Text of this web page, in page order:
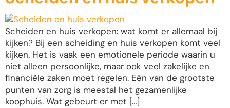
Scheiden en huis verkopen: wat komt er allemaal bij
kijken? Bij een scheiding en huis verkopen komt veel
kijken. Het is vaak een emotionele periode waarin u
niet alleen persoonlijke, maar ook veel zakelijke en
financiële zaken moet regelen. Eén van de grootste
punten van zorg is meestal het gezamenlijke
koophuis. Wat gebeurt er met […]